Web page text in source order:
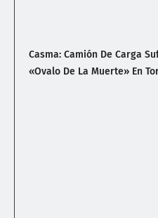
Casma: Camión De Carga
«Ovalo De La Muerte» En